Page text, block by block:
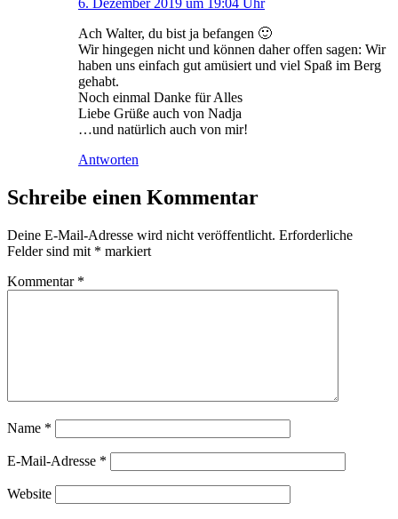
6. Dezember 2019 um 19:04 Uhr
Ach Walter, du bist ja befangen 🙂
Wir hingegen nicht und können daher offen sagen: Wir
haben uns einfach gut amüsiert und viel Spaß im Berg
gehabt.
Noch einmal Danke für Alles
Liebe Grüße auch von Nadja
…und natürlich auch von mir!
Antworten
Schreibe einen Kommentar
Deine E-Mail-Adresse wird nicht veröffentlicht. Erforderliche
Felder sind mit * markiert
Kommentar *
Name *
E-Mail-Adresse *
Website